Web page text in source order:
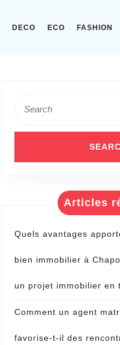
DECO ECO FASHION
for:
Articles
Quels avantages
bien immobilier à
un projet immobilier en
Comment un agent
favorise-t-il des